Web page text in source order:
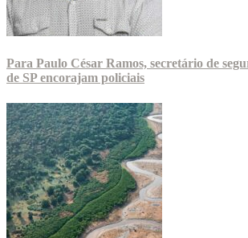
Para Paulo César Ramos, secretário de
de SP encorajam policiais